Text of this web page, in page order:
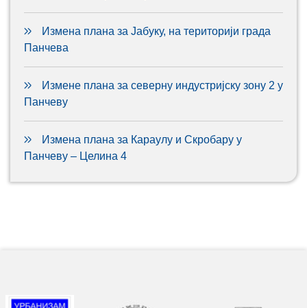
Измена плана за Јабуку, на територији града
Панчева
Измене плана за северну индустријску зону 2 у
Панчеву
Измена плана за Караулу и Скробару у
Панчеву – Целина 4